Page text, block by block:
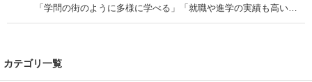
「学問の街のように多様に学べる」「就職や進学の実績も高い」
| 大学 ねとらぼリサーチ
カテゴリ一覧